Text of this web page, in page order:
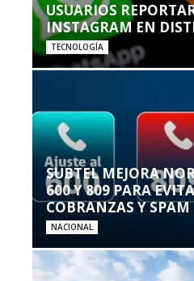
USUARIOS
INSTAGRAM EN
TECNOLOGÍA
SUBTEL MEJORA
600 Y 809 PARA
COBRANZAS Y SPAM
NACIONAL